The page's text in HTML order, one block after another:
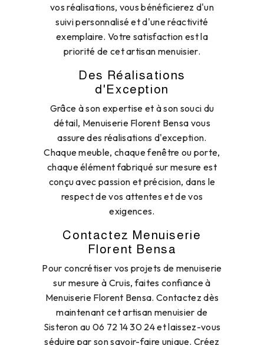
vos réalisations, vous bénéficierez d'un
suivi personnalisé et d'une réactivité
exemplaire. Votre satisfaction est la
priorité de cet artisan menuisier.
Des Réalisations
d'Exception
Grâce à son expertise et à son souci du
détail, Menuiserie Florent Bensa vous
assure des réalisations d'exception.
Chaque meuble, chaque fenêtre ou porte,
chaque élément fabriqué sur mesure est
conçu avec passion et précision, dans le
respect de vos attentes et de vos
exigences.
Contactez Menuiserie
Florent Bensa
Pour concrétiser vos projets de menuiserie
sur mesure à Cruis, faites confiance à
Menuiserie Florent Bensa. Contactez dès
maintenant cet artisan menuisier de
Sisteron au 06 72 14 30 24 et laissez-vous
séduire par son savoir-faire unique. Créez